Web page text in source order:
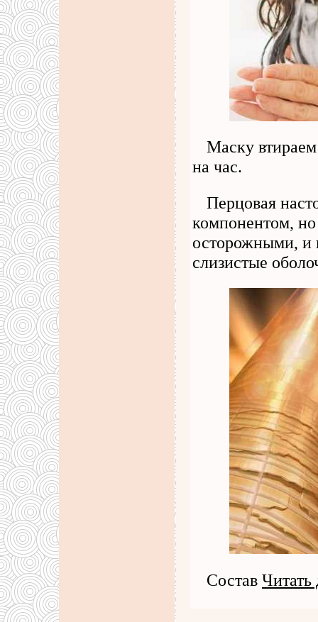
Маску
на час.
Перцовая
компонентом,
осторожными, и
слизистые
Состав Читать